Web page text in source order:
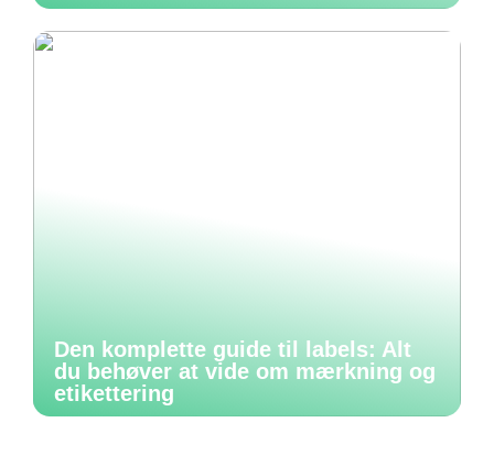
Den komplette guide til labels: Alt
du behøver at vide om mærkning og
etikettering